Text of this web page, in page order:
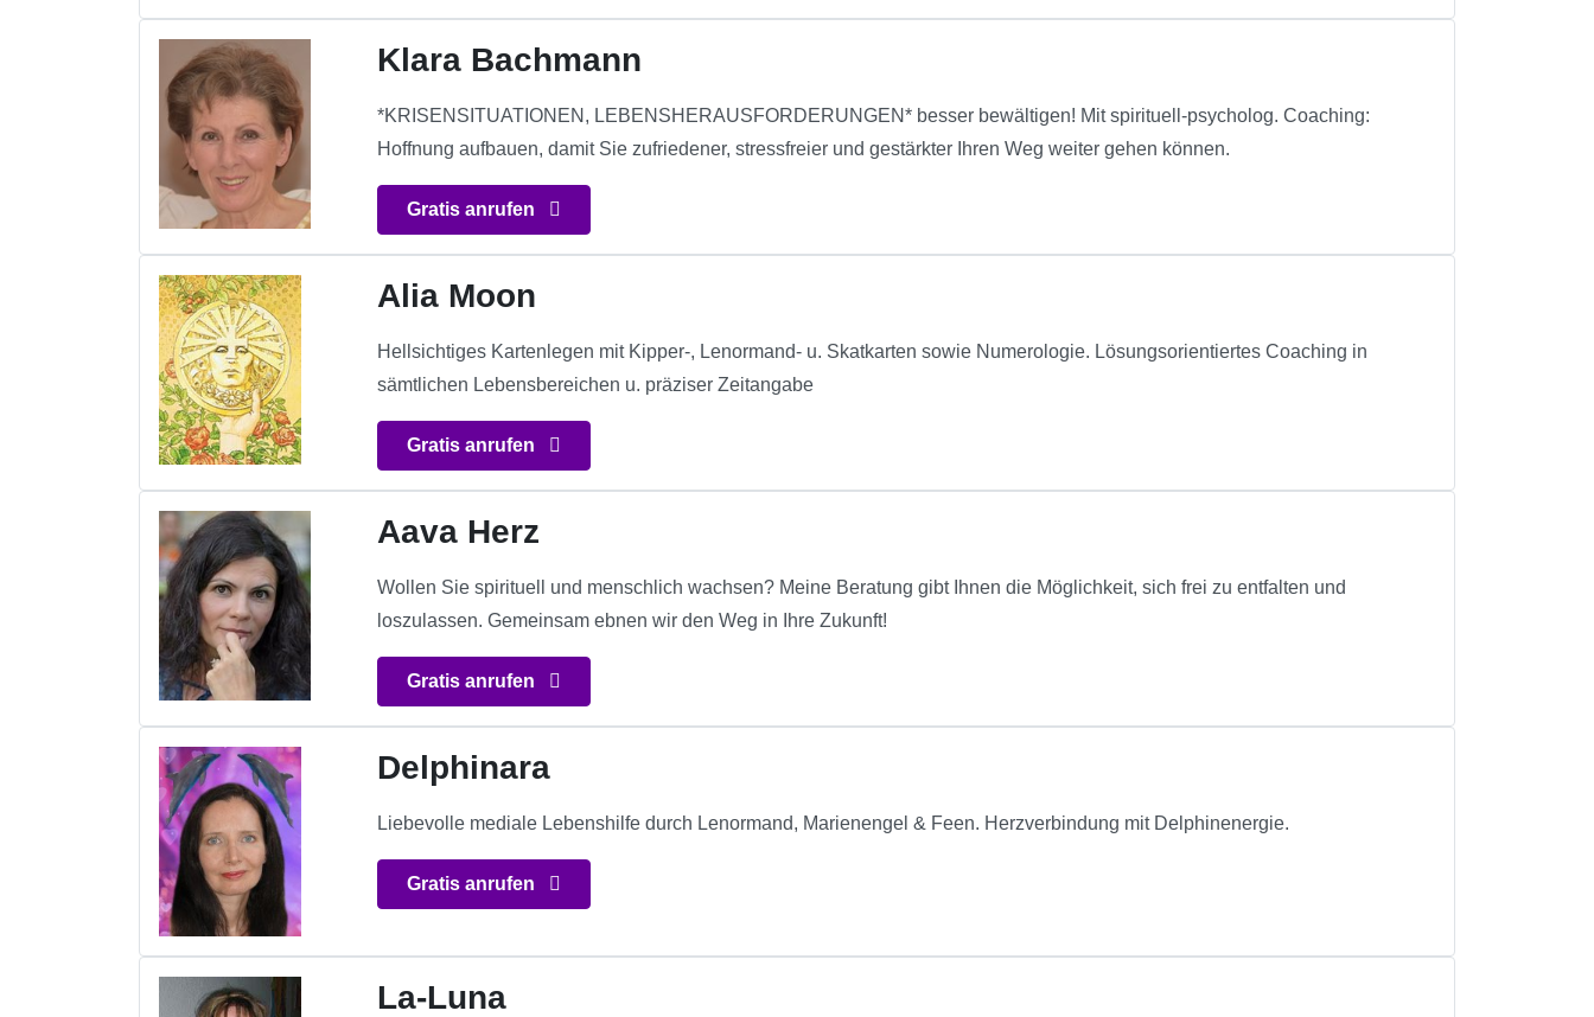
Klara Bachmann
*KRISENSITUATIONEN, LEBENSHERAUSFORDERUNGEN* besser bewältigen! Mit spirituell-psycholog. Coaching:
Hoffnung aufbauen, damit Sie zufriedener, stressfreier und gestärkter Ihren Weg weiter gehen können.
Gratis anrufen
Alia Moon
Hellsichtiges Kartenlegen mit Kipper-, Lenormand- u. Skatkarten sowie Numerologie. Lösungsorientiertes Coaching in
sämtlichen Lebensbereichen u. präziser Zeitangabe
Gratis anrufen
Aava Herz
Wollen Sie spirituell und menschlich wachsen? Meine Beratung gibt Ihnen die Möglichkeit, sich frei zu entfalten und
loszulassen. Gemeinsam ebnen wir den Weg in Ihre Zukunft!
Gratis anrufen
Delphinara
Liebevolle mediale Lebenshilfe durch Lenormand, Marienengel & Feen. Herzverbindung mit Delphinenergie.
Gratis anrufen
La-Luna